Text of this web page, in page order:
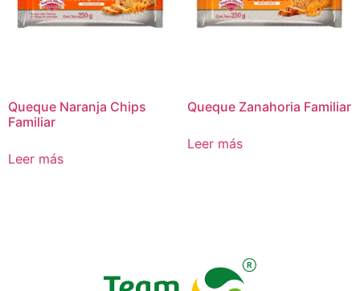
Queque Naranja Chips
Familiar
Leer más
Queque Zanahoria Familiar
Leer más